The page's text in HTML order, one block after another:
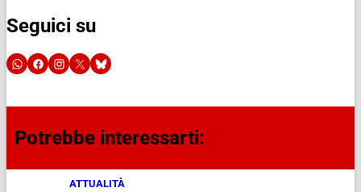
Seguici su
Potrebbe interessarti:
ATTUALITÀ